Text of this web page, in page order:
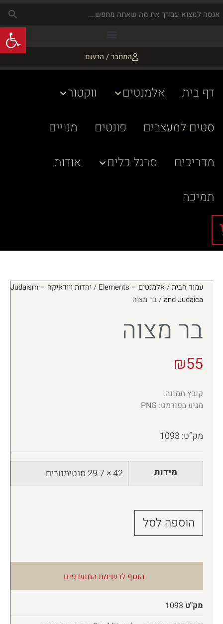
התחבר / הרשם
דף בית אלמנטים
ווקטור
סטים למעצבים
פונטים
מנויים
מדריכים
סרגל כלים
אודות
תמיכה
עמוד הבית/אלמנטים – Elements /
יהדות ויודאיקה – Judaism
and Judaica/ בר מצוה
בר מצוה
₪55
קובץ תמונה.
מגיע בפורמט: PNG
מק”ט: 1093
מידות 42 × 29.7 סנטימטרים
הוספה לסל
הוסף לרשימת המועדפים
מק"ט 1093